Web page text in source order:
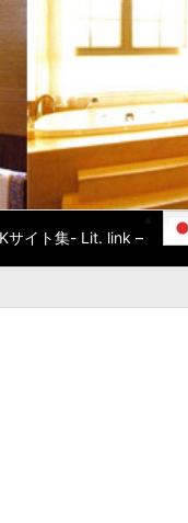
サイト集- Lit. link –